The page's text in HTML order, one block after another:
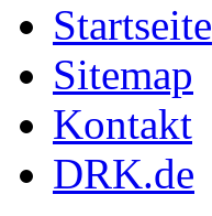
Startseite
Sitemap
Kontakt
DRK.de